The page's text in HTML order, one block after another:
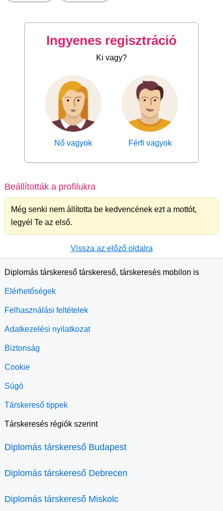
Ingyenes regisztráció
Ki vagy?
Nő vagyok Férfi vagyok
Beállították a profilukra
Még senki nem állította be kedvencének ezt a mottót,
legyél Te az első.
Vissza az előző oldalra
Diplomás társkereső társkereső, társkeresés mobilon is
Elérhetőségek
Felhasználási feltételek
Adatkezelési nyilatkozat
Biztonság
Cookie
Súgó
Társkereső tippek
Társkeresés régiók szerint
Diplomás társkereső Budapest
Diplomás társkereső Debrecen
Diplomás társkereső Miskolc